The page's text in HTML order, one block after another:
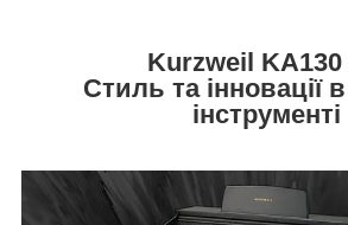
Kurzweil KA130
Стиль та інновації
інструменті